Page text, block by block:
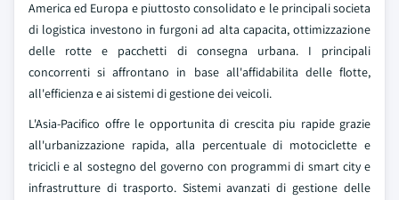
America ed Europa e piuttosto consolidato e le principali societa
di logistica investono in furgoni ad alta capacita, ottimizzazione
delle rotte e pacchetti di consegna urbana. I principali
concorrenti si affrontano in base all'affidabilita delle flotte,
all'efficienza e ai sistemi di gestione dei veicoli.
L'Asia-Pacifico offre le opportunita di crescita piu rapide grazie
all'urbanizzazione rapida, alla percentuale di motociclette e
tricicli e al sostegno del governo con programmi di smart city e
infrastrutture di trasporto. Sistemi avanzati di gestione delle